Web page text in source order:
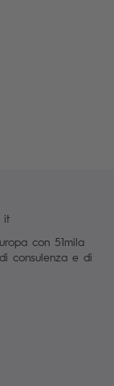
it
con 51mila
consulenza e di